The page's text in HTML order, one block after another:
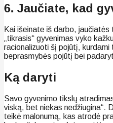
6. Jaučiate, kad
Kai išeinate iš darbo,
„tikrasis“ gyvenimas vyko
racionalizuoti šį pojūtį,
beprasmybės pojūtį bei
Ką daryti
Savo gyvenimo tikslų
viską, bet niekas nedžiugina“.
teikė malonumą, kas atrodė